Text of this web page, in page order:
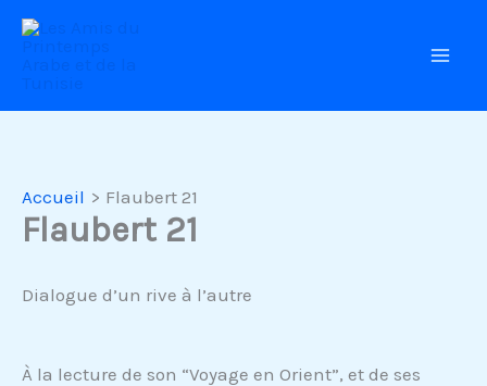
Aller
Accueil Flaubert 21
Flaubert 21
Dialogue d’un rive à l’autre
À la lecture de son “Voyage en Orient”, et de ses